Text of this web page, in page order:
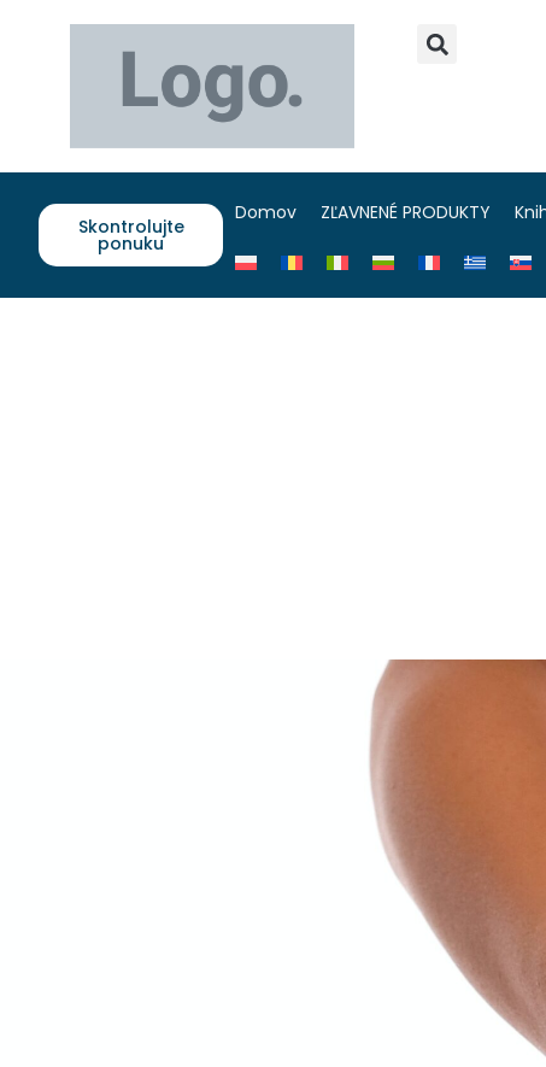
Skontrolujte
ponuku
Domov ZĽAVNENÉ PRODUKTY